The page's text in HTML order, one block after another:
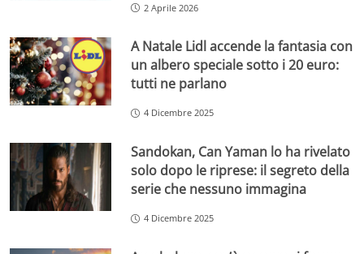
2 Aprile 2026
A Natale Lidl accende la fantasia con
un albero speciale sotto i 20 euro:
tutti ne parlano
4 Dicembre 2025
Sandokan, Can Yaman lo ha rivelato
solo dopo le riprese: il segreto della
serie che nessuno immagina
4 Dicembre 2025